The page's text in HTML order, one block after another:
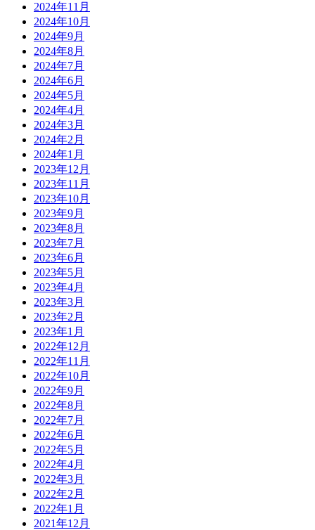
2024年11月
2024年10月
2024年9月
2024年8月
2024年7月
2024年6月
2024年5月
2024年4月
2024年3月
2024年2月
2024年1月
2023年12月
2023年11月
2023年10月
2023年9月
2023年8月
2023年7月
2023年6月
2023年5月
2023年4月
2023年3月
2023年2月
2023年1月
2022年12月
2022年11月
2022年10月
2022年9月
2022年8月
2022年7月
2022年6月
2022年5月
2022年4月
2022年3月
2022年2月
2022年1月
2021年12月